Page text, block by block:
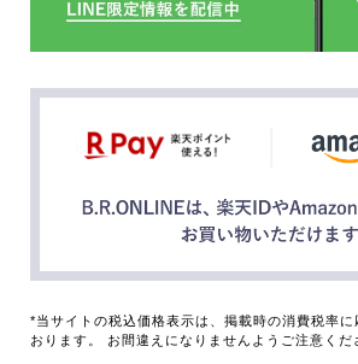
*当サイトの税込価格表示は、掲載時の消費税率に
おります。 お間違えになりませんようご注意くだ